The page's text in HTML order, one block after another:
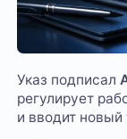
Указ подписал
регулирует
и вводит